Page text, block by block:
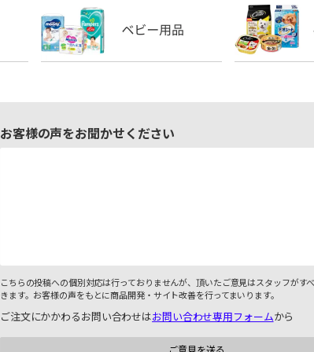
お客様の声をお聞かせください
こちらの投稿への個別対応は行っておりませんが、頂いたご意見はスタッフがす
きます。お客様の声をもとに商品開発・サイト改善を行ってまいります。
ご注文にかかわるお問い合わせはお問い合わせ専用フォームから